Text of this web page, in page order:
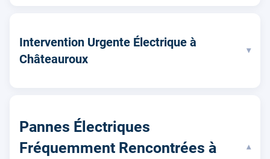
Intervention Urgente Électrique à
Châteauroux
▾
Pannes Électriques
Fréquemment Rencontrées à
▾